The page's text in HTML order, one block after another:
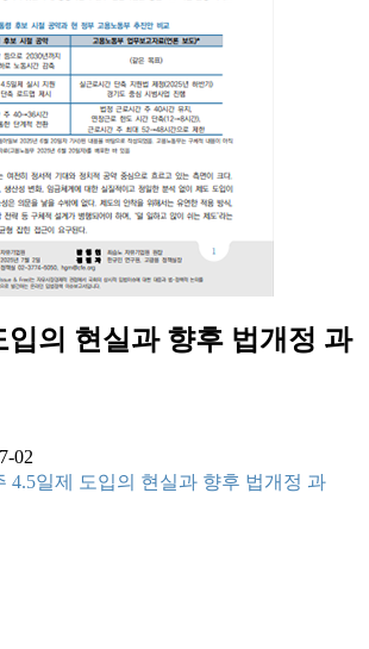
입의 현실과 향후 법개정 과
02
4.5일제 도입의 현실과 향후 법개정 과